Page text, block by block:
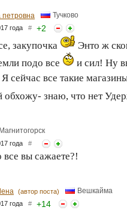
петровна Тучково
года # +2
закупочка
Энто ж
подо все
и сил! Ну
Я сейчас все такие
обхожу- знаю, что нет
Магнитогорск
года #
все вы сажаете?!
(автор поста) Вешкайма
года # +14